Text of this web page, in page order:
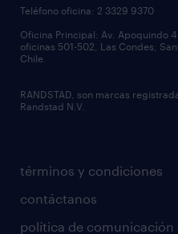
términos y condiciones
contáctanos
política de comunicación
Teléfono oficina: 2 3329 9370
Oficina Principal: Av. Apoquindo
oficinas 501-502, Las Condes,
Chile.
RANDSTAD, son marcas
Randstad N.V.